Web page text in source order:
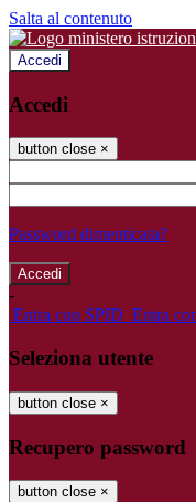
Salta al contenuto
Accedi
Accedi
button close ×
Password dimenticata?
-
Entra con SPID Entra
Seleziona utente
button close ×
Recupero password
button close ×